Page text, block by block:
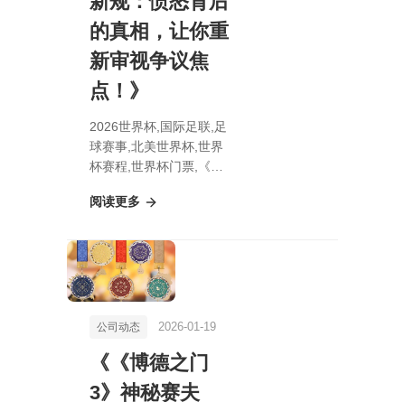
的真相，让你重
新审视争议焦
点！》
2026世界杯,国际足联,足
球赛事,北美世界杯,世界
杯赛程,世界杯门票,《揭
后的真相，让你重新审视
阅读更多
公司动态 2026-01-19
《《博德之门
3》神秘赛夫